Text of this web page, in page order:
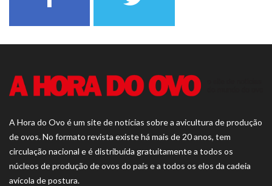
A Hora do Ovo é um site de notícias sobre a avicultura de produção
de ovos. No formato revista existe há mais de 20 anos, tem
circulação nacional e é distribuída gratuitamente a todos os
núcleos de produção de ovos do país e a todos os elos da cadeia
avícola de postura.